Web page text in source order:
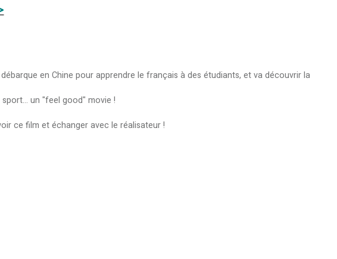
en Chine pour apprendre le français à des étudiants, et va découvrir la
un "feel good" movie !
ce film et échanger avec le réalisateur !